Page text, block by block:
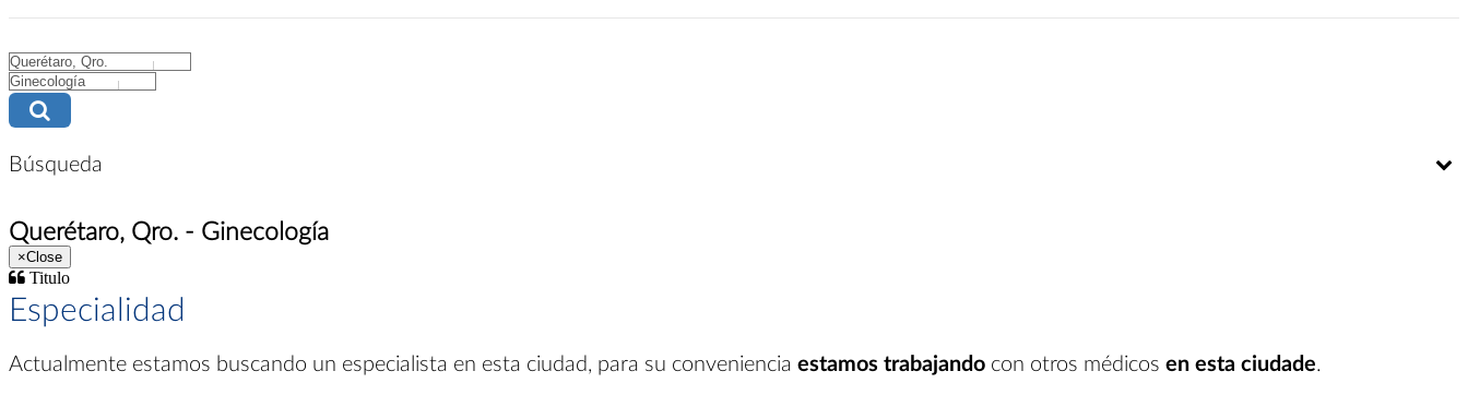
City
Búsqueda
Querétaro, Qro. - Ginecología
×Close
Titulo
Especialidad
Actualmente estamos buscando un especialista en esta ciudad, para su conveniencia estamos trabajando con otros médicos en esta ciudade.